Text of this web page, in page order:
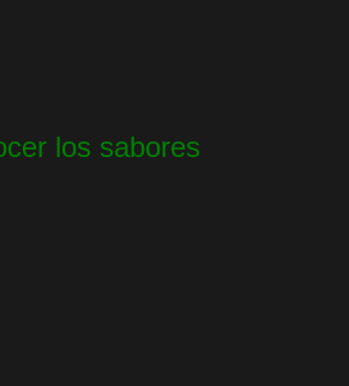
los sabores